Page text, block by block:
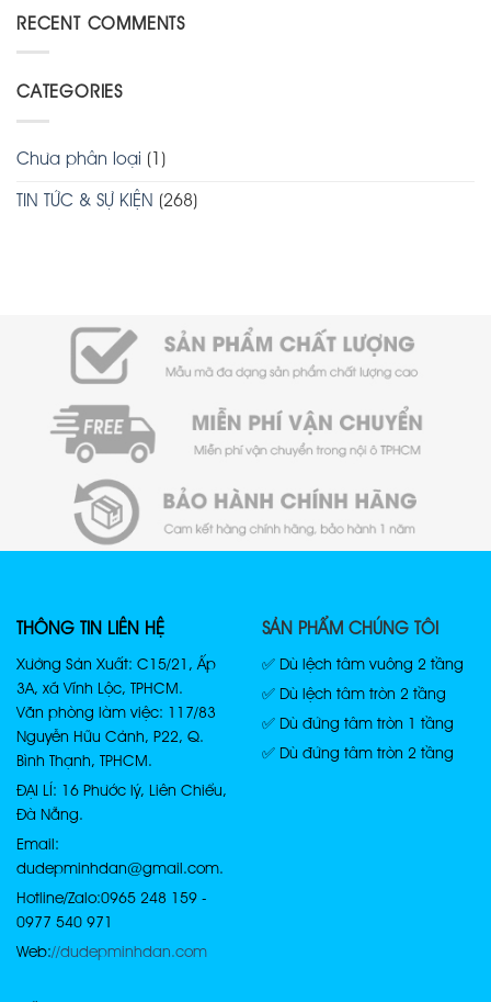
RECENT COMMENTS
CATEGORIES
Chưa phân loại (1)
TIN TỨC & SỰ KIỆN (268)
THÔNG TIN LIÊN HỆ
Xưởng Sản Xuất: C15/21, Ấp
3A, xã Vĩnh Lộc, TPHCM.
Văn phòng làm việc: 117/83
Nguyễn Hữu Cảnh, P22, Q.
Bình Thạnh, TPHCM.
ĐẠI LÍ: 16 Phước lý, Liên Chiểu,
Đà Nẵng.
Email:
dudepminhdan@gmail.com.
Hotline/Zalo: 0965 248 159 -
0977 540 971
Web://dudepminhdan.com
SẢN PHẨM CHÚNG TÔI
✅ Dù lệch tâm vuông 2 tầng
✅ Dù lệch tâm tròn 2 tầng
✅ Dù đứng tâm tròn 1 tầng
✅ Dù đứng tâm tròn 2 tầng